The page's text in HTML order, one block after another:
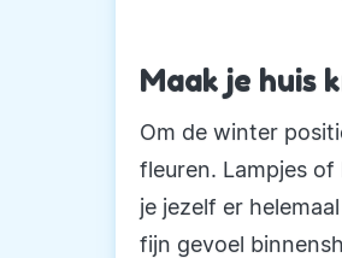
Maak je huis
Om de winter
fleuren. Lampjes
je jezelf er
fijn gevoel